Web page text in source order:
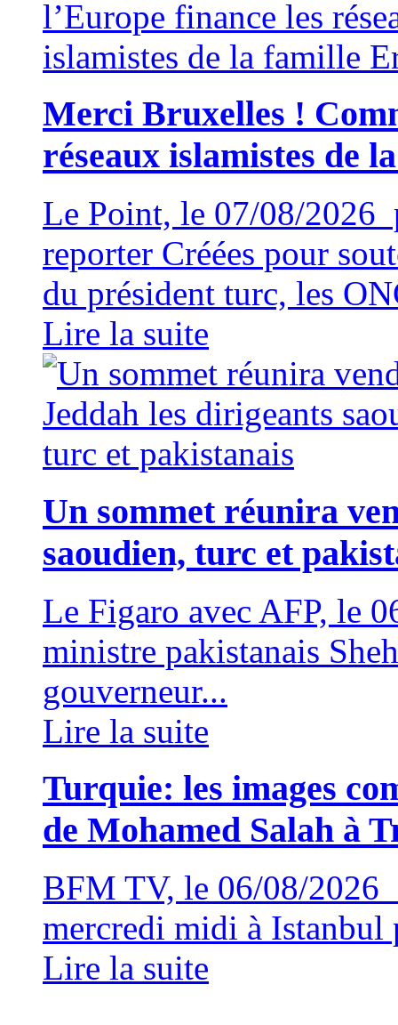
Merci Bruxelles !
réseaux islamistes de
Le Point, le 07/08/2026
reporter Créées pour
du président turc, les
Lire la suite
Un sommet réunira
saoudien, turc et
Le Figaro avec AFP,
ministre pakistanais
gouverneur...
Lire la suite
Turquie: les images
de Mohamed Salah à
BFM TV, le 06/08/
mercredi midi à Istanbul
Lire la suite